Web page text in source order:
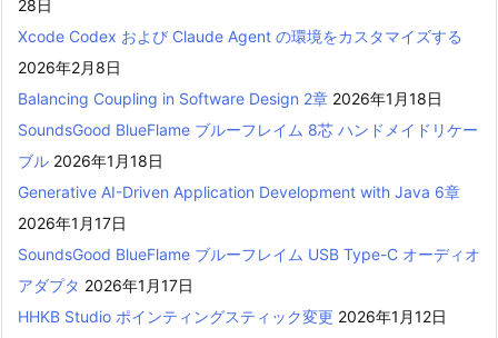
28日
Xcode Codex および Claude Agent の環境をカスタマイズする
2026年2月8日
Balancing Coupling in Software Design 2章 2026年1月18日
SoundsGood BlueFlame ブルーフレイム 8芯 ハンドメイドリケー
ブル 2026年1月18日
Generative AI-Driven Application Development with Java 6章
2026年1月17日
SoundsGood BlueFlame ブルーフレイム USB Type-C オーディオ
アダプタ 2026年1月17日
HHKB Studio ポインティングスティック変更 2026年1月12日